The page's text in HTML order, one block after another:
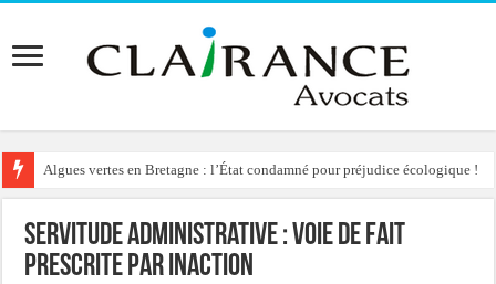
Algues vertes en Bretagne : l’État condamné pour préjudice écologique !
Servitude administrative : voie de fait
prescrite par inaction